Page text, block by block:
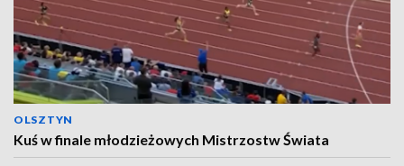
OLSZTYN
Kuś w finale młodzieżowych Mistrzostw Świata